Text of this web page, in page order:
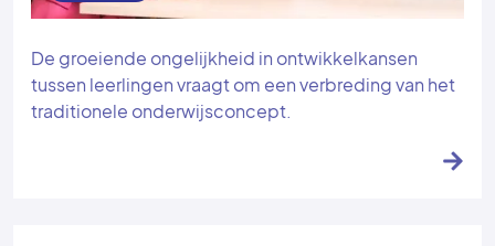
De groeiende ongelijkheid in ontwikkelkansen
tussen leerlingen vraagt om een verbreding van het
traditionele onderwijsconcept.